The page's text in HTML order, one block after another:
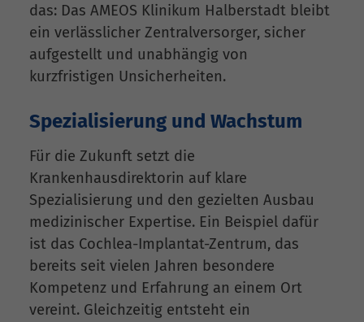
das: Das AMEOS Klinikum Halberstadt bleibt
ein verlässlicher Zentralversorger, sicher
aufgestellt und unabhängig von
kurzfristigen Unsicherheiten.
Spezialisierung und Wachstum
Für die Zukunft setzt die
Krankenhausdirektorin auf klare
Spezialisierung und den gezielten Ausbau
medizinischer Expertise. Ein Beispiel dafür
ist das Cochlea-Implantat-Zentrum, das
bereits seit vielen Jahren besondere
Kompetenz und Erfahrung an einem Ort
vereint. Gleichzeitig entsteht ein